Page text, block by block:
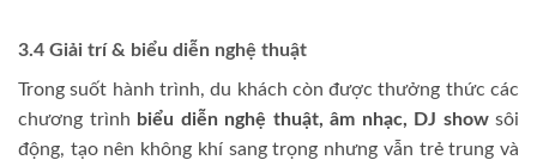
3.4 Giải trí & biểu diễn nghệ thuật
Trong suốt hành trình, du khách còn được thưởng thức các
chương trình biểu diễn nghệ thuật, âm nhạc, DJ showsôi
động, tạo nên không khí sang trọng nhưng vẫn trẻ trung và